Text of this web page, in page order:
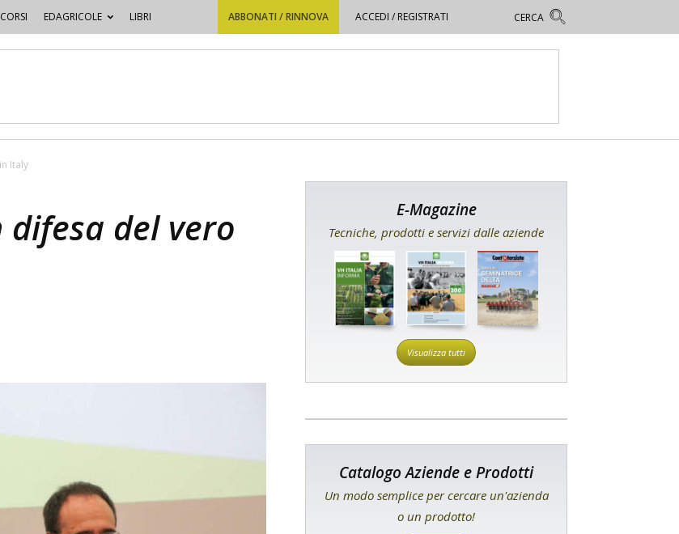
CORSI EDAGRICOLE LIBRI ABBONATI / RINNOVA ACCEDI / REGISTRATI
Italy
del vero
E-Magazine
Tecniche, prodotti e servizi dalle aziende
Visualizza tutti
Catalogo Aziende e Prodotti
Un modo semplice per cercare un'azienda
o un prodotto!